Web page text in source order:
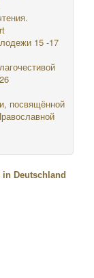
15 -17
посвящённой
Deutschland